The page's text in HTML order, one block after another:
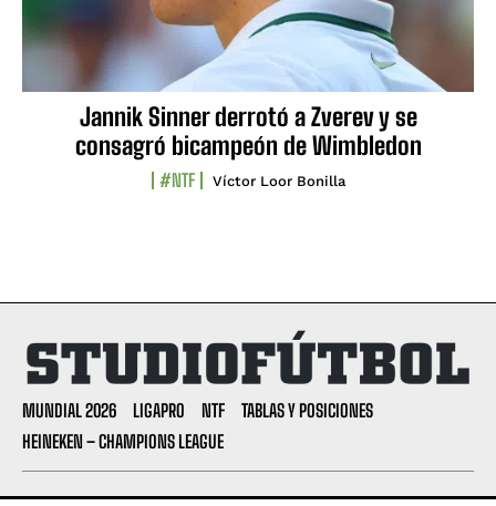
Jannik Sinner derrotó a Zverev y se
consagró bicampeón de Wimbledon
#NTF Víctor Loor Bonilla
MUNDIAL 2026 LIGAPRO NTF
TABLAS Y POSICIONES
HEINEKEN – CHAMPIONS LEAGUE